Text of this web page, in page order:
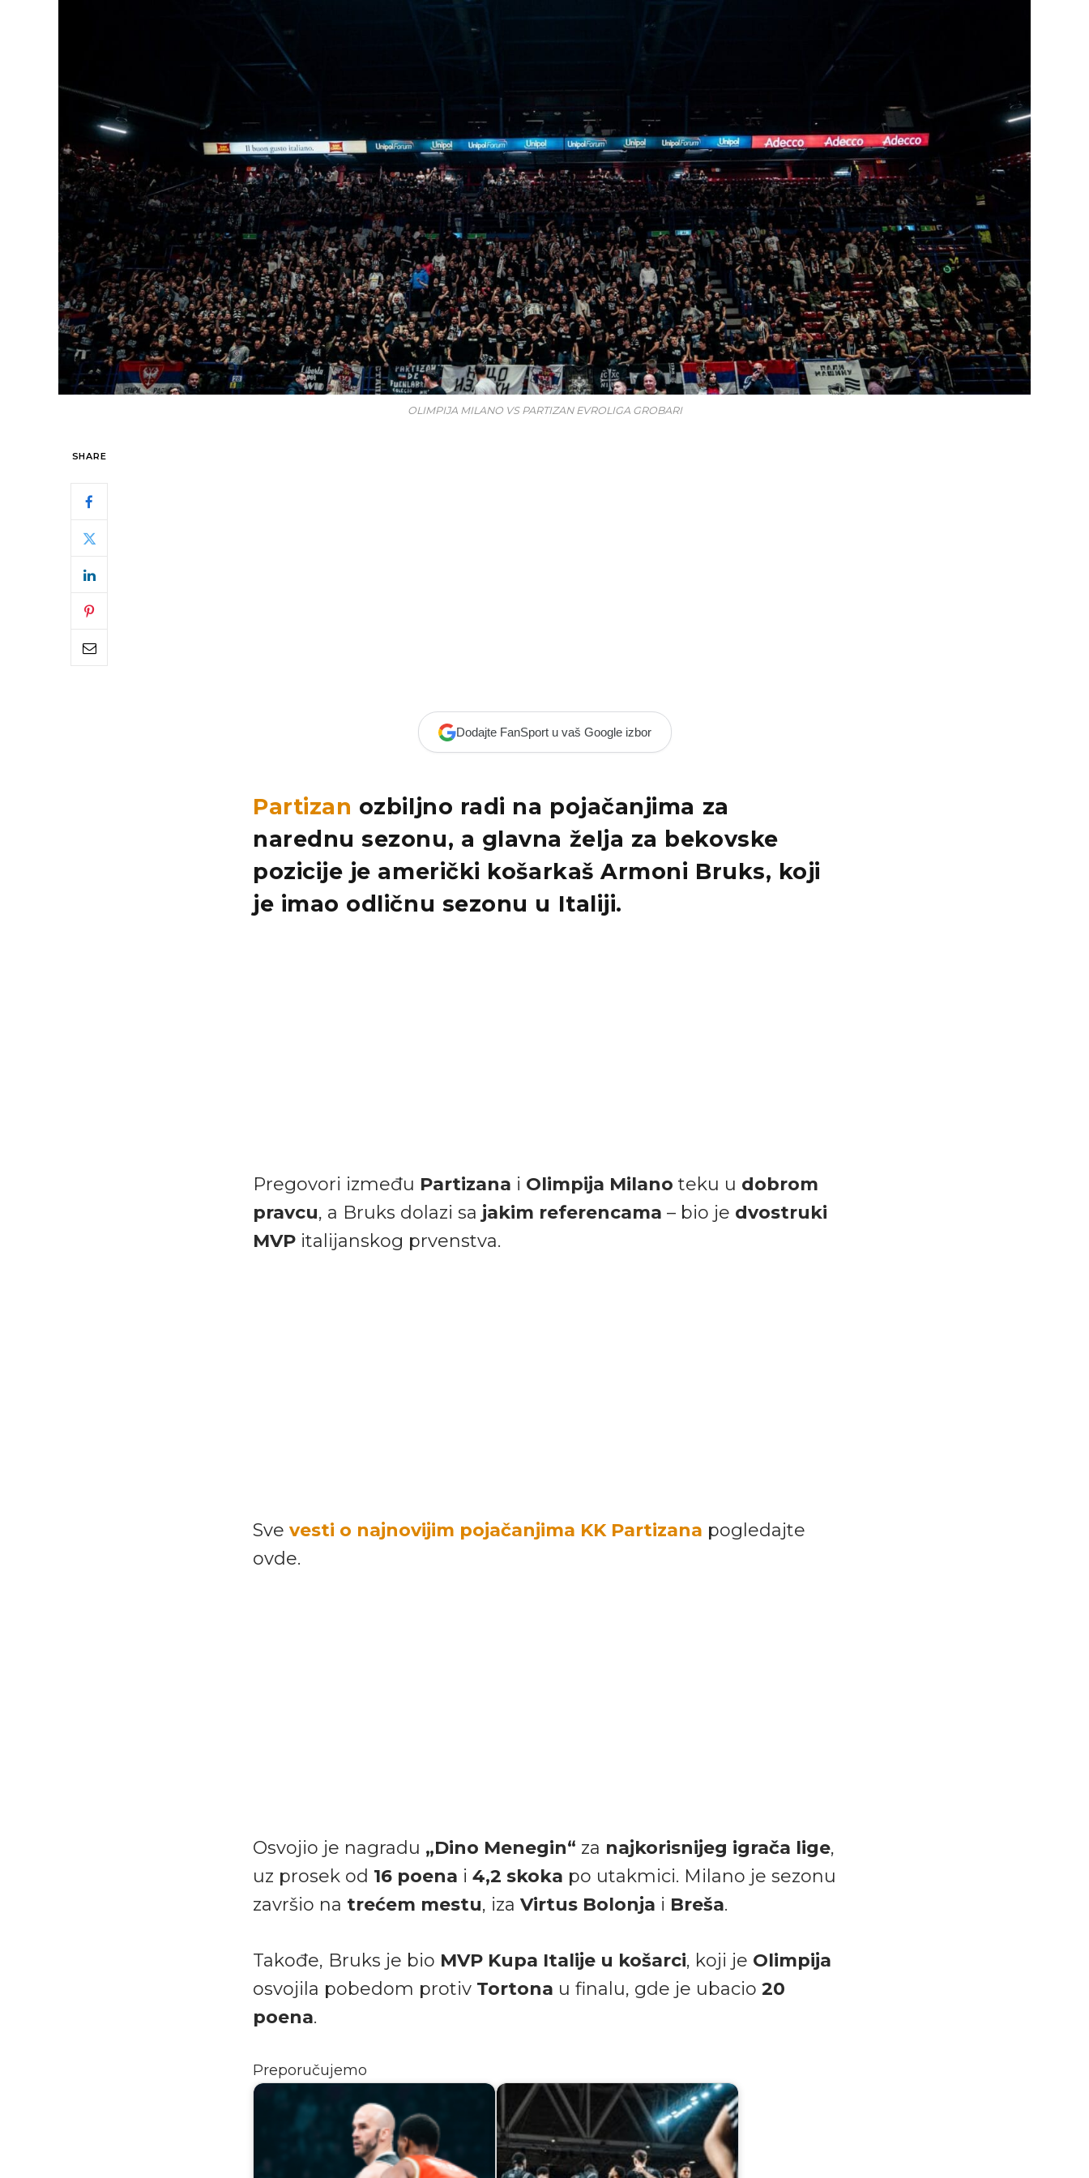
OLIMPIJA MILANO VS PARTIZAN EVROLIGA GROBARI
SHARE
Dodajte FanSport u vaš Google izbor
Partizan ozbiljno radi na pojačanjima za
narednu sezonu, a glavna želja za bekovske
pozicije je američki košarkašArmoni Bruks, koji
je imao odličnu sezonu u Italiji.
Pregovori između Partizana i Olimpija Milano teku u dobrom
pravcu, a Bruks dolazi sa jakim referencama – bio je dvostruki
MVP italijanskog prvenstva.
Sve vesti o najnovijim pojačanjima KK Partizana pogledajte
ovde.
Osvojio je nagradu „Dino Menegin“ za najkorisnijeg igrača lige,
uz prosek od 16 poena i 4,2 skoka po utakmici. Milano je sezonu
završio na trećem mestu, iza Virtus Bolonja i Breša.
Takođe, Bruks je bio MVP Kupa Italije u košarci, koji je Olimpija
osvojila pobedom protiv Tortona u finalu, gde je ubacio 20
poena.
Preporučujemo